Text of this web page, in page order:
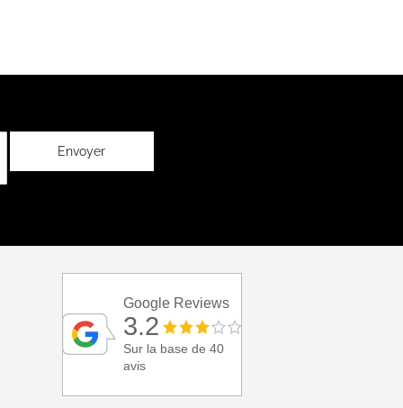
Envoyer
Google Reviews
3.2
Sur la base de 40
avis